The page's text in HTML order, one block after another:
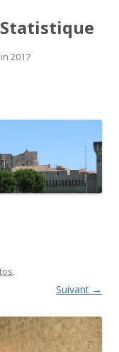
Statistique
2017
.
Suivant →